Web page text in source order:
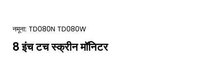
नमूना: TD080N TD080W
8 इंच टच स्क्रीन मॉनिटर